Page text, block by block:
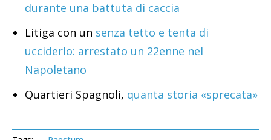
durante una battuta di caccia
Litiga con un senza tetto e tenta di
ucciderlo: arrestato un 22enne nel
Napoletano
Quartieri Spagnoli, quanta storia «sprecata»